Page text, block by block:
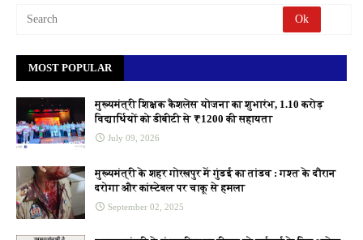
MOST POPULAR
मुख्यमंत्री शिक्षक कैशलेस योजना का शुभारंभ, 1.10 करोड़
विद्यार्थियों को डीबीटी से ₹1200 की सहायता
July 09, 2026
मुख्यमंत्री के शहर गोरखपुर में गुंडई का तांडव : गश्त के दौरान
दरोगा और कांस्टेबल पर चाकू से हमला
September 02, 2025